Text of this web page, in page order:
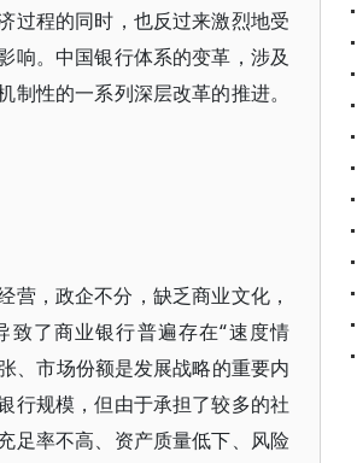
过程的同时，也反过来激烈地受
响。中国银行体系的变革，涉及
性的一系列深层改革的推进。
，政企不分，缺乏商业文化，
了商业银行普遍存在“速度情
、市场份额是发展战略的重要内
行规模，但由于承担了较多的社
足率不高、资产质量低下、风险